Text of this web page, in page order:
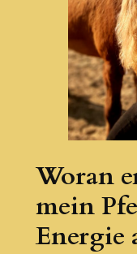
Woran
mein
Energie